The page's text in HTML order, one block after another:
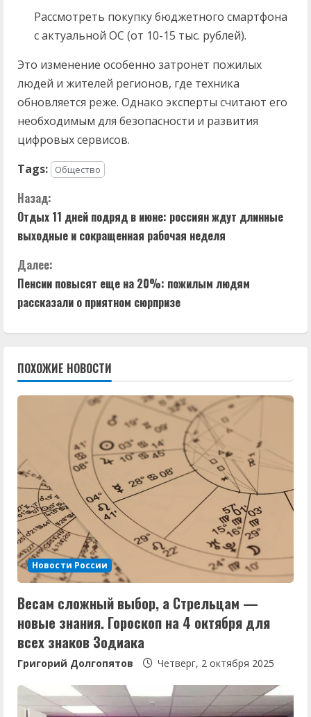
Рассмотреть покупку бюджетного смартфона
с актуальной ОС (от 10-15 тыс. рублей).
Это изменение особенно затронет пожилых
людей и жителей регионов, где техника
обновляется реже. Однако эксперты считают его
необходимым для безопасности и развития
цифровых сервисов.
Tags:
Общество
П
р
о
д
о
ж
и
ь
ч
т
е
н
и
е
Назад:
Отдых 11 дней подряд в июне: россиян ждут длинные
выходные и сокращенная рабочая неделя
Далее:
Пенсии повысят еще на 20%: пожилым людям
рассказали о приятном сюрпризе
ПОХОЖИЕ НОВОСТИ
Новости России
Весам сложный выбор, а Стрельцам —
новые знания. Гороскоп на 4 октября для
всех знаков Зодиака
Григорий Долгопятов Четверг, 2 октября 2025